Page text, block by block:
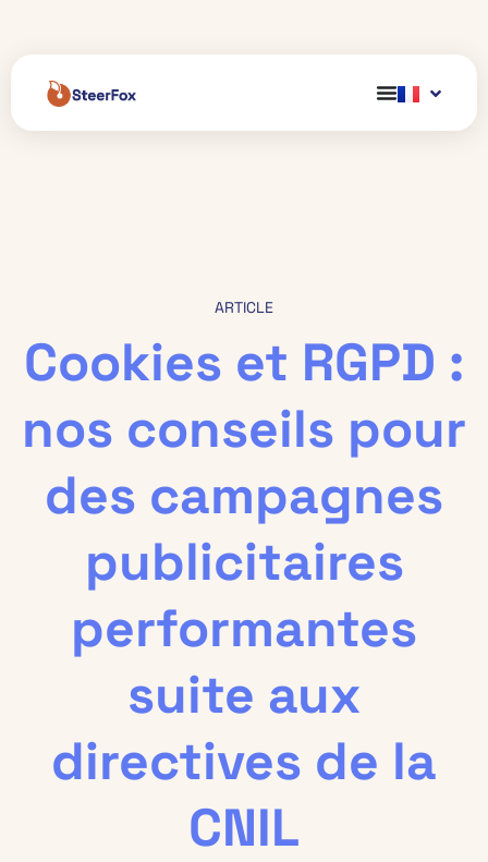
ARTICLE
Cookies et RGPD :
nos conseils pour
des campagnes
publicitaires
performantes
suite aux
directives de la
CNIL